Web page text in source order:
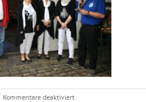
Kommentare deaktiviertfür